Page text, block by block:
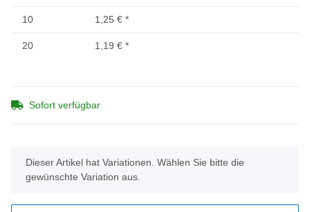
10 1,25 € *
20 1,19 € *
Sofort verfügbar
x
Dieser Artikel hat Variationen. Wählen Sie bitte die
gewünschte Variation aus.